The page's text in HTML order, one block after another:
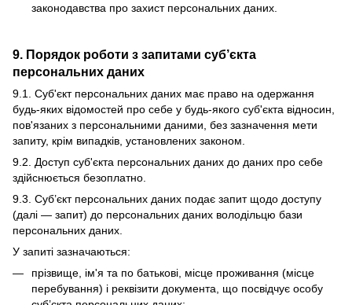
законодавства про захист персональних даних.
9. Порядок роботи з запитами суб’єкта
персональних даних
9.1. Суб'єкт персональних даних має право на одержання
будь-яких відомостей про себе у будь-якого суб'єкта відносин,
пов'язаних з персональними даними, без зазначення мети
запиту, крім випадків, установлених законом.
9.2. Доступ суб'єкта персональних даних до даних про себе
здійснюється безоплатно.
9.3. Суб’єкт персональних даних подає запит щодо доступу
(далі — запит) до персональних даних володільцю бази
персональних даних.
У запиті зазначаються:
прізвище, ім'я та по батькові, місце проживання (місце
перебування) і реквізити документа, що посвідчує особу